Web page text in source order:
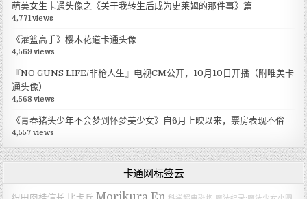
萌美女生卡通头像之《关于我转生后成为史莱姆的那件事》篇
4,771 views
《灌篮高手》樱木花道卡通头像
4,569 views
『NO GUNS LIFE/非枪人生』电视CM公开，10月10日开播（附唯美卡
通头像）
4,568 views
《青春猪头少年不会梦到怀梦美少女》自6月上映以来，票房表现不俗
4,557 views
卡通网标签云